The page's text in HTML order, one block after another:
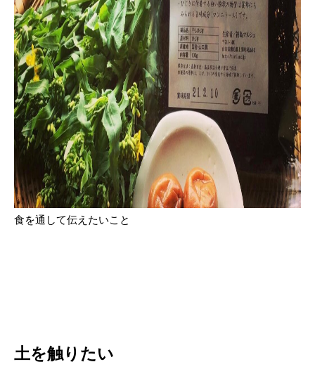
食を通して伝えたいこと
土を触りたい